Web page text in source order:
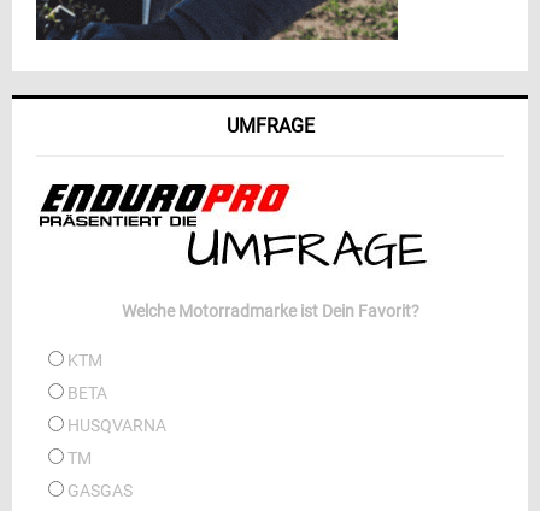
UMFRAGE
Welche Motorradmarke ist Dein Favorit?
KTM
BETA
HUSQVARNA
TM
GASGAS